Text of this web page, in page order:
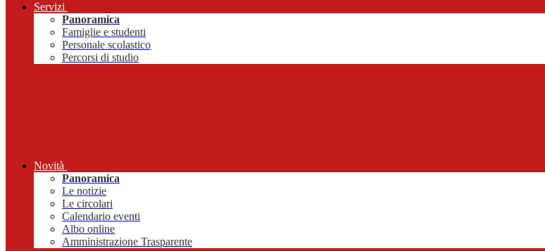
Servizi
Panoramica
Famiglie e studenti
Personale scolastico
Percorsi di studio
Novità
Panoramica
Le notizie
Le circolari
Calendario eventi
Albo online
Amministrazione Trasparente